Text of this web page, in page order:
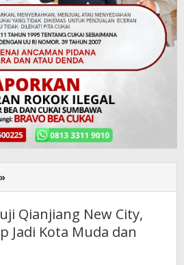
»
Zul
Qianjiang
New
Qianjiang New City,
Jadi Kota Muda dan